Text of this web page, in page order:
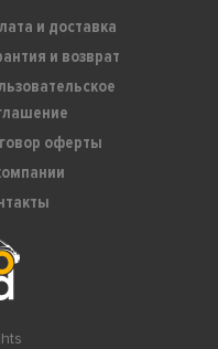
и доставка
и возврат
оферты